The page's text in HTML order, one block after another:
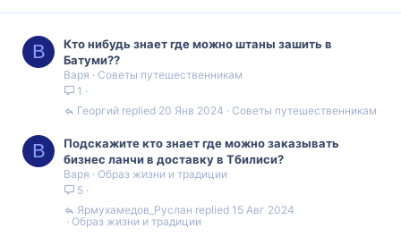
В
Кто нибудь знает где можно штаны зашить в
Батуми??
Варя
Советы путешественникам
1
Советы путешественникам
20 Янв 2024
Георгий
В
Подскажите кто знает где можно заказывать
бизнес ланчи в доставку в Тбилиси?
Варя
Образ жизни и традиции
5
Образ жизни и традиции
15 Авг 2024
Ярмухамедов_Руслан